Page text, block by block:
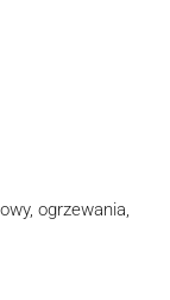
ogrzewania,